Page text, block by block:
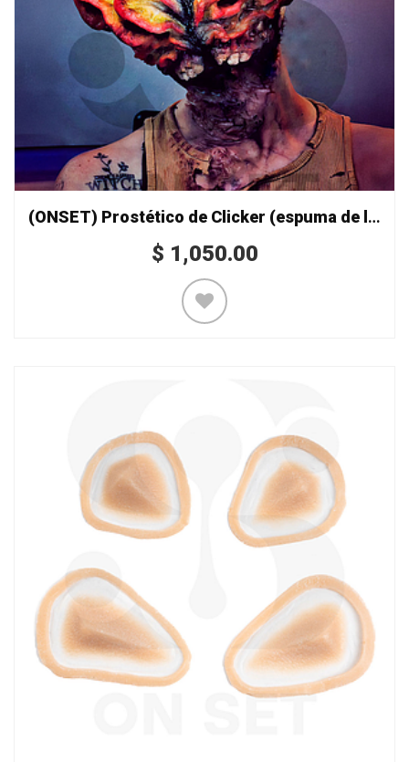
(ONSET) Prostético de Clicker (espuma de látex)
$ 1,050.00